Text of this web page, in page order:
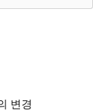
변경